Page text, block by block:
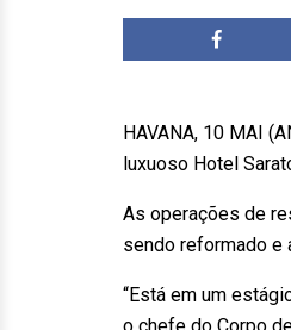
HAVANA, 10 MAI
luxuoso Hotel
As operações de
sendo reformado e
“Está em um